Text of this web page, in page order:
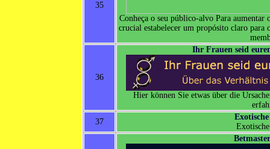
35
Conheça o seu público-alvo Para aumentar
crucial estabelecer um propósito claro
36
Ihr Frauen seid
Hier können Sie etwas über die
37